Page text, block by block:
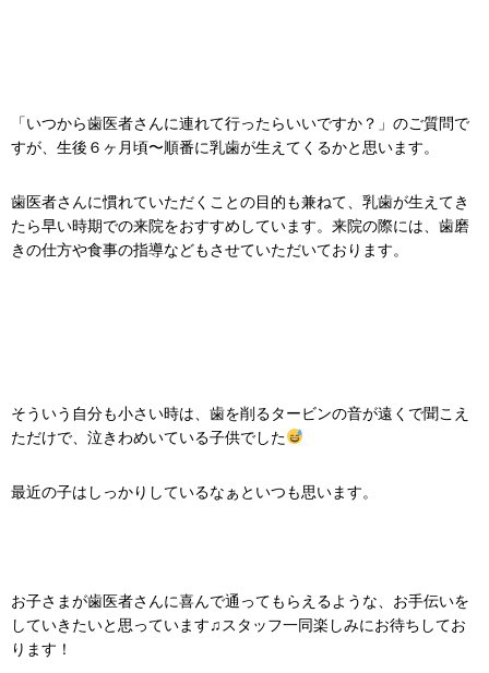
「いつから歯医者さんに連れて行ったらいいですか？」のご質問で
すが、生後６ヶ月頃〜順番に乳歯が生えてくるかと思います。
歯医者さんに慣れていただくことの目的も兼ねて、乳歯が生えてき
たら早い時期での来院をおすすめしています。来院の際には、歯磨
きの仕方や食事の指導などもさせていただいております。
そういう自分も小さい時は、歯を削るタービンの音が遠くで聞こえ
ただけで、泣きわめいている子供でした
最近の子はしっかりしているなぁといつも思います。
お子さまが歯医者さんに喜んで通ってもらえるような、お手伝いを
していきたいと思っています♫スタッフ一同楽しみにお待ちしてお
ります！